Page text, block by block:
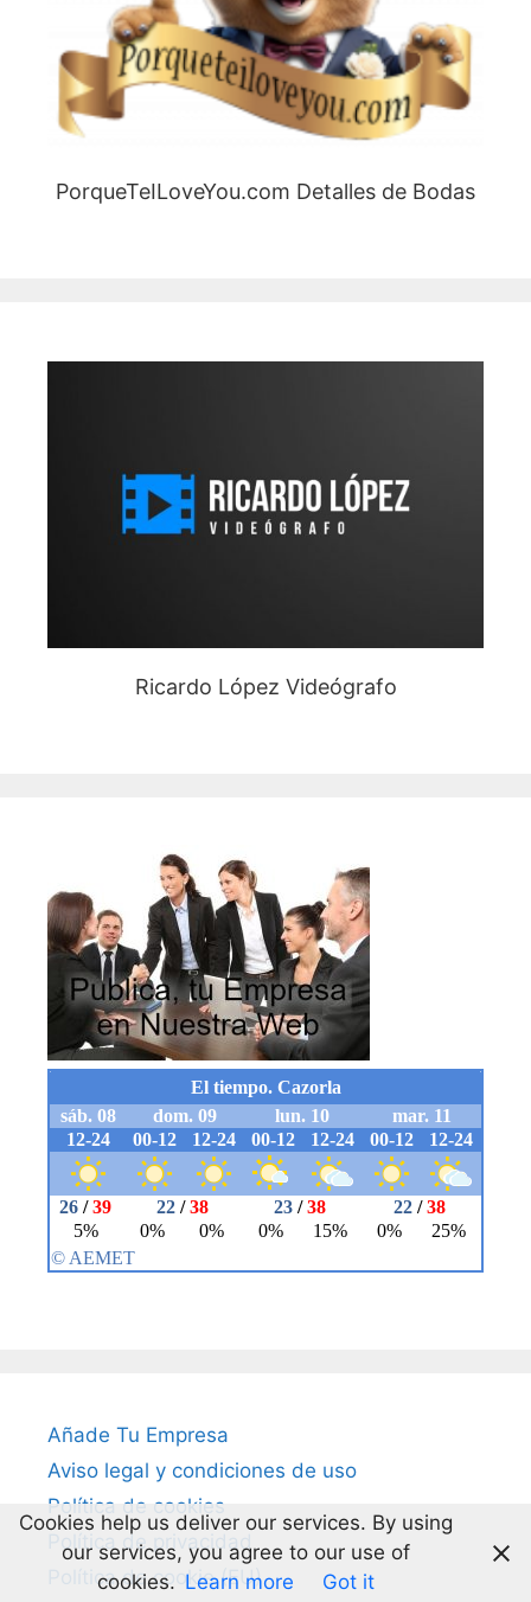
PorqueTeILoveYou.com Detalles de Bodas
Ricardo López Videógrafo
Añade Tu Empresa
Aviso legal y condiciones de uso
Política de cookies
Política de privacidad
Política de cookie (EU)
Cookies help us deliver our services. By using
our services, you agree to our use of
cookies. Learn more Got it